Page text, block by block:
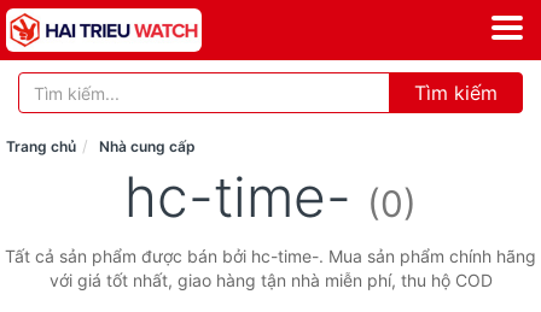
Tìm kiếm
Trang chủ Nhà cung cấp
hc-time- (0)
Tất cả sản phẩm được bán bởi hc-time-. Mua sản phẩm chính hãng
với giá tốt nhất, giao hàng tận nhà miễn phí, thu hộ COD